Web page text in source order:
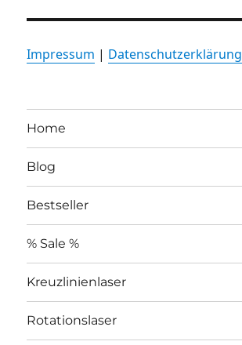
Impressum | Datenschutzerklärung
Home
Blog
Bestseller
% Sale %
Kreuzlinienlaser
Rotationslaser